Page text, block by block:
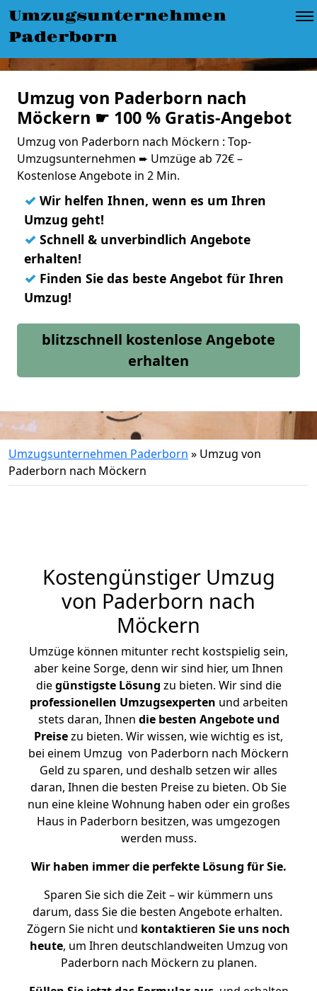
Umzugsunternehmen
Paderborn
Umzug von Paderborn nach
Möckern ☛ 100 % Gratis-Angebot
Umzug von Paderborn nach Möckern : Top-
Umzugsunternehmen ➨ Umzüge ab 72€ –
Kostenlose Angebote in 2 Min.
✓ Wir helfen Ihnen, wenn es um Ihren
Umzug geht!
✓ Schnell & unverbindlich Angebote
erhalten!
✓ Finden Sie das beste Angebot für Ihren
Umzug!
blitzschnell kostenlose Angebote
erhalten
Umzugsunternehmen Paderborn » Umzug von
Paderborn nach Möckern
Kostengünstiger Umzug
von Paderborn nach
Möckern
Umzüge können mitunter recht kostspielig sein,
aber keine Sorge, denn wir sind hier, um Ihnen
diegünstigste Lösung zu bieten. Wir sind die
professionellen Umzugsexperten und arbeiten
stets daran, Ihnen die besten Angebote und
Preisezu bieten. Wir wissen, wie wichtig es ist,
bei einem Umzug von Paderborn nach Möckern
Geld zu sparen, und deshalb setzen wir alles
daran, Ihnen die besten Preise zu bieten. Ob Sie
nun eine kleine Wohnung haben oder ein großes
Haus in Paderborn besitzen, was umgezogen
werden muss.
Wir haben immer die perfekte Lösung für Sie.
Sparen Sie sich die Zeit – wir kümmern uns
darum, dass Sie die besten Angebote erhalten.
Zögern Sie nicht und kontaktieren Sie uns noch
heute, um Ihren deutschlandweiten Umzug von
Paderborn nach Möckern zu planen.